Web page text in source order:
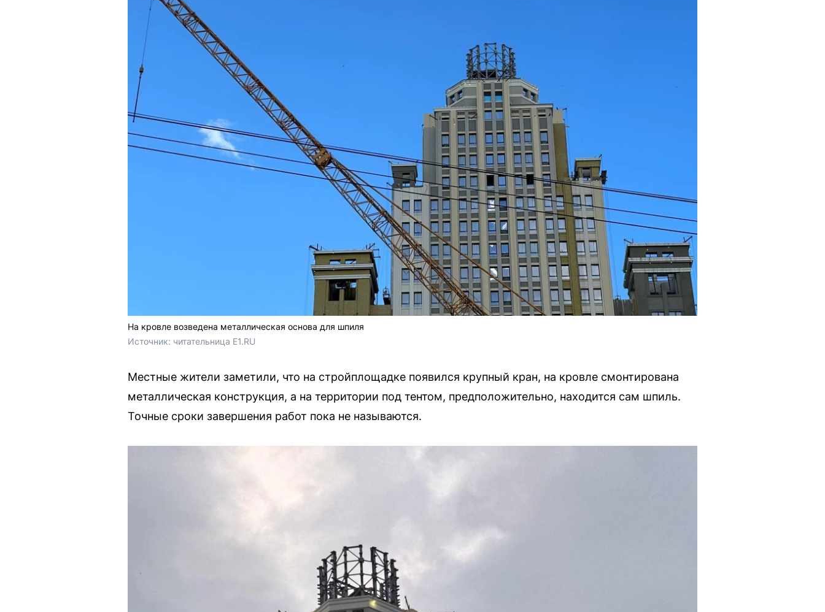
На кровле возведена металлическая основа для шпиля
Источник: читательница E1.RU
Местные жители заметили, что на стройплощадке появился крупный кран, на кровле смонтирована
металлическая конструкция, а на территории под тентом, предположительно, находится сам шпиль.
Точные сроки завершения работ пока не называются.